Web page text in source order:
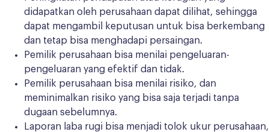
didapatkan oleh perusahaan dapat dilihat, sehingga
dapat mengambil keputusan untuk bisa berkembang
dan tetap bisa menghadapi persaingan.
Pemilik perusahaan bisa menilai pengeluaran-
pengeluaran yang efektif dan tidak.
Pemilik perusahaan bisa menilai risiko, dan
meminimalkan risiko yang bisa saja terjadi tanpa
dugaan sebelumnya.
Laporan laba rugi bisa menjadi tolok ukur perusahaan,